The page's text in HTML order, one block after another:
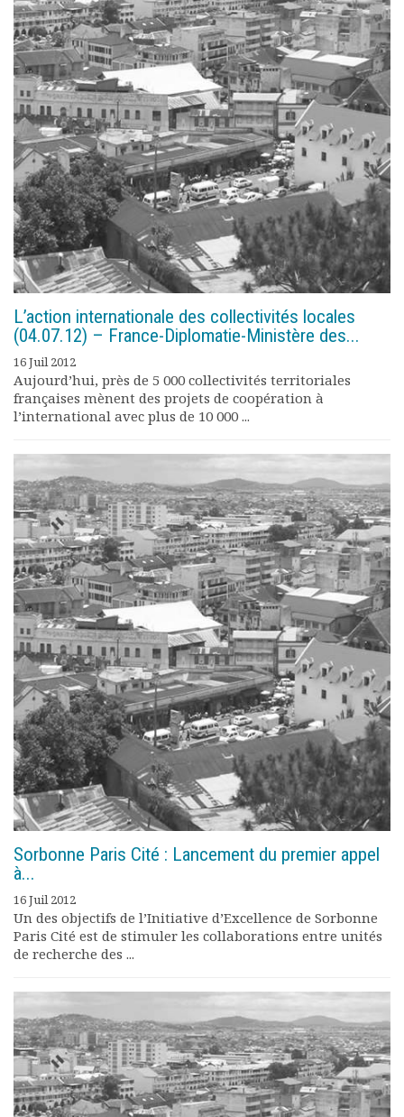
L’action internationale des collectivités locales
(04.07.12) – France-Diplomatie-Ministère des...
16 Juil 2012
Aujourd’hui, près de 5 000 collectivités territoriales
françaises mènent des projets de coopération à
l’international avec plus de 10 000 ...
Sorbonne Paris Cité : Lancement du premier appel
à...
16 Juil 2012
Un des objectifs de l’Initiative d’Excellence de Sorbonne
Paris Cité est de stimuler les collaborations entre unités
de recherche des ...